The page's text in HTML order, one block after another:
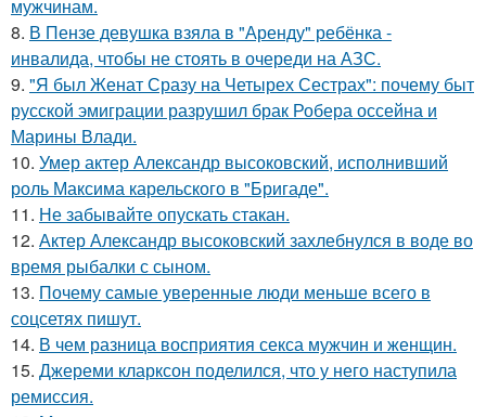
мужчинам.
8. В Пензе девушка взяла в "Аренду" ребёнка -
инвалида, чтобы не стоять в очереди на АЗС.
9. "Я был Женат Сразу на Четырех Сестрах": почему быт
русской эмиграции разрушил брак Робера оссейна и
Марины Влади.
10. Умер актер Александр высоковский, исполнивший
роль Максима карельского в "Бригаде".
11. Не забывайте опускать стакан.
12. Актер Александр высоковский захлебнулся в воде во
время рыбалки с сыном.
13. Почему самые уверенные люди меньше всего в
соцсетях пишут.
14. В чем разница восприятия секса мужчин и женщин.
15. Джереми кларксон поделился, что у него наступила
ремиссия.